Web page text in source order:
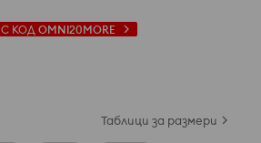
С КОД OMNI20MORE
Таблици за размери